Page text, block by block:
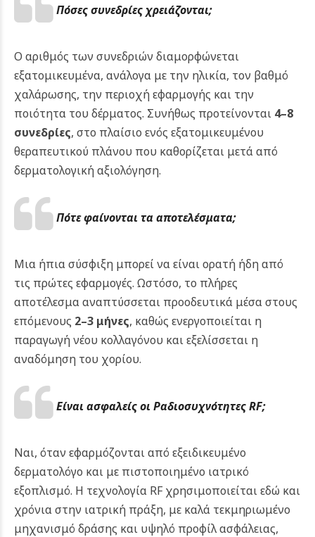
Πόσες συνεδρίες χρειάζονται;
Ο αριθμός των συνεδριών διαμορφώνεται
εξατομικευμένα, ανάλογα με την ηλικία, τον βαθμό
χαλάρωσης, την περιοχή εφαρμογής και την
ποιότητα του δέρματος. Συνήθως προτείνονται 4–8
συνεδρίες, στο πλαίσιο ενός εξατομικευμένου
θεραπευτικού πλάνου που καθορίζεται μετά από
δερματολογική αξιολόγηση.
Πότε φαίνονται τα αποτελέσματα;
Μια ήπια σύσφιξη μπορεί να είναι ορατή ήδη από
τις πρώτες εφαρμογές. Ωστόσο, το πλήρες
αποτέλεσμα αναπτύσσεται προοδευτικά μέσα στους
επόμενους 2–3 μήνες, καθώς ενεργοποιείται η
παραγωγή νέου κολλαγόνου και εξελίσσεται η
αναδόμηση του χορίου.
Είναι ασφαλείς οι Ραδιοσυχνότητες RF;
Ναι, όταν εφαρμόζονται από εξειδικευμένο
δερματολόγο και με πιστοποιημένο ιατρικό
εξοπλισμό. Η τεχνολογία RF χρησιμοποιείται εδώ και
χρόνια στην ιατρική πράξη, με καλά τεκμηριωμένο
μηχανισμό δράσης και υψηλό προφίλ ασφάλειας,